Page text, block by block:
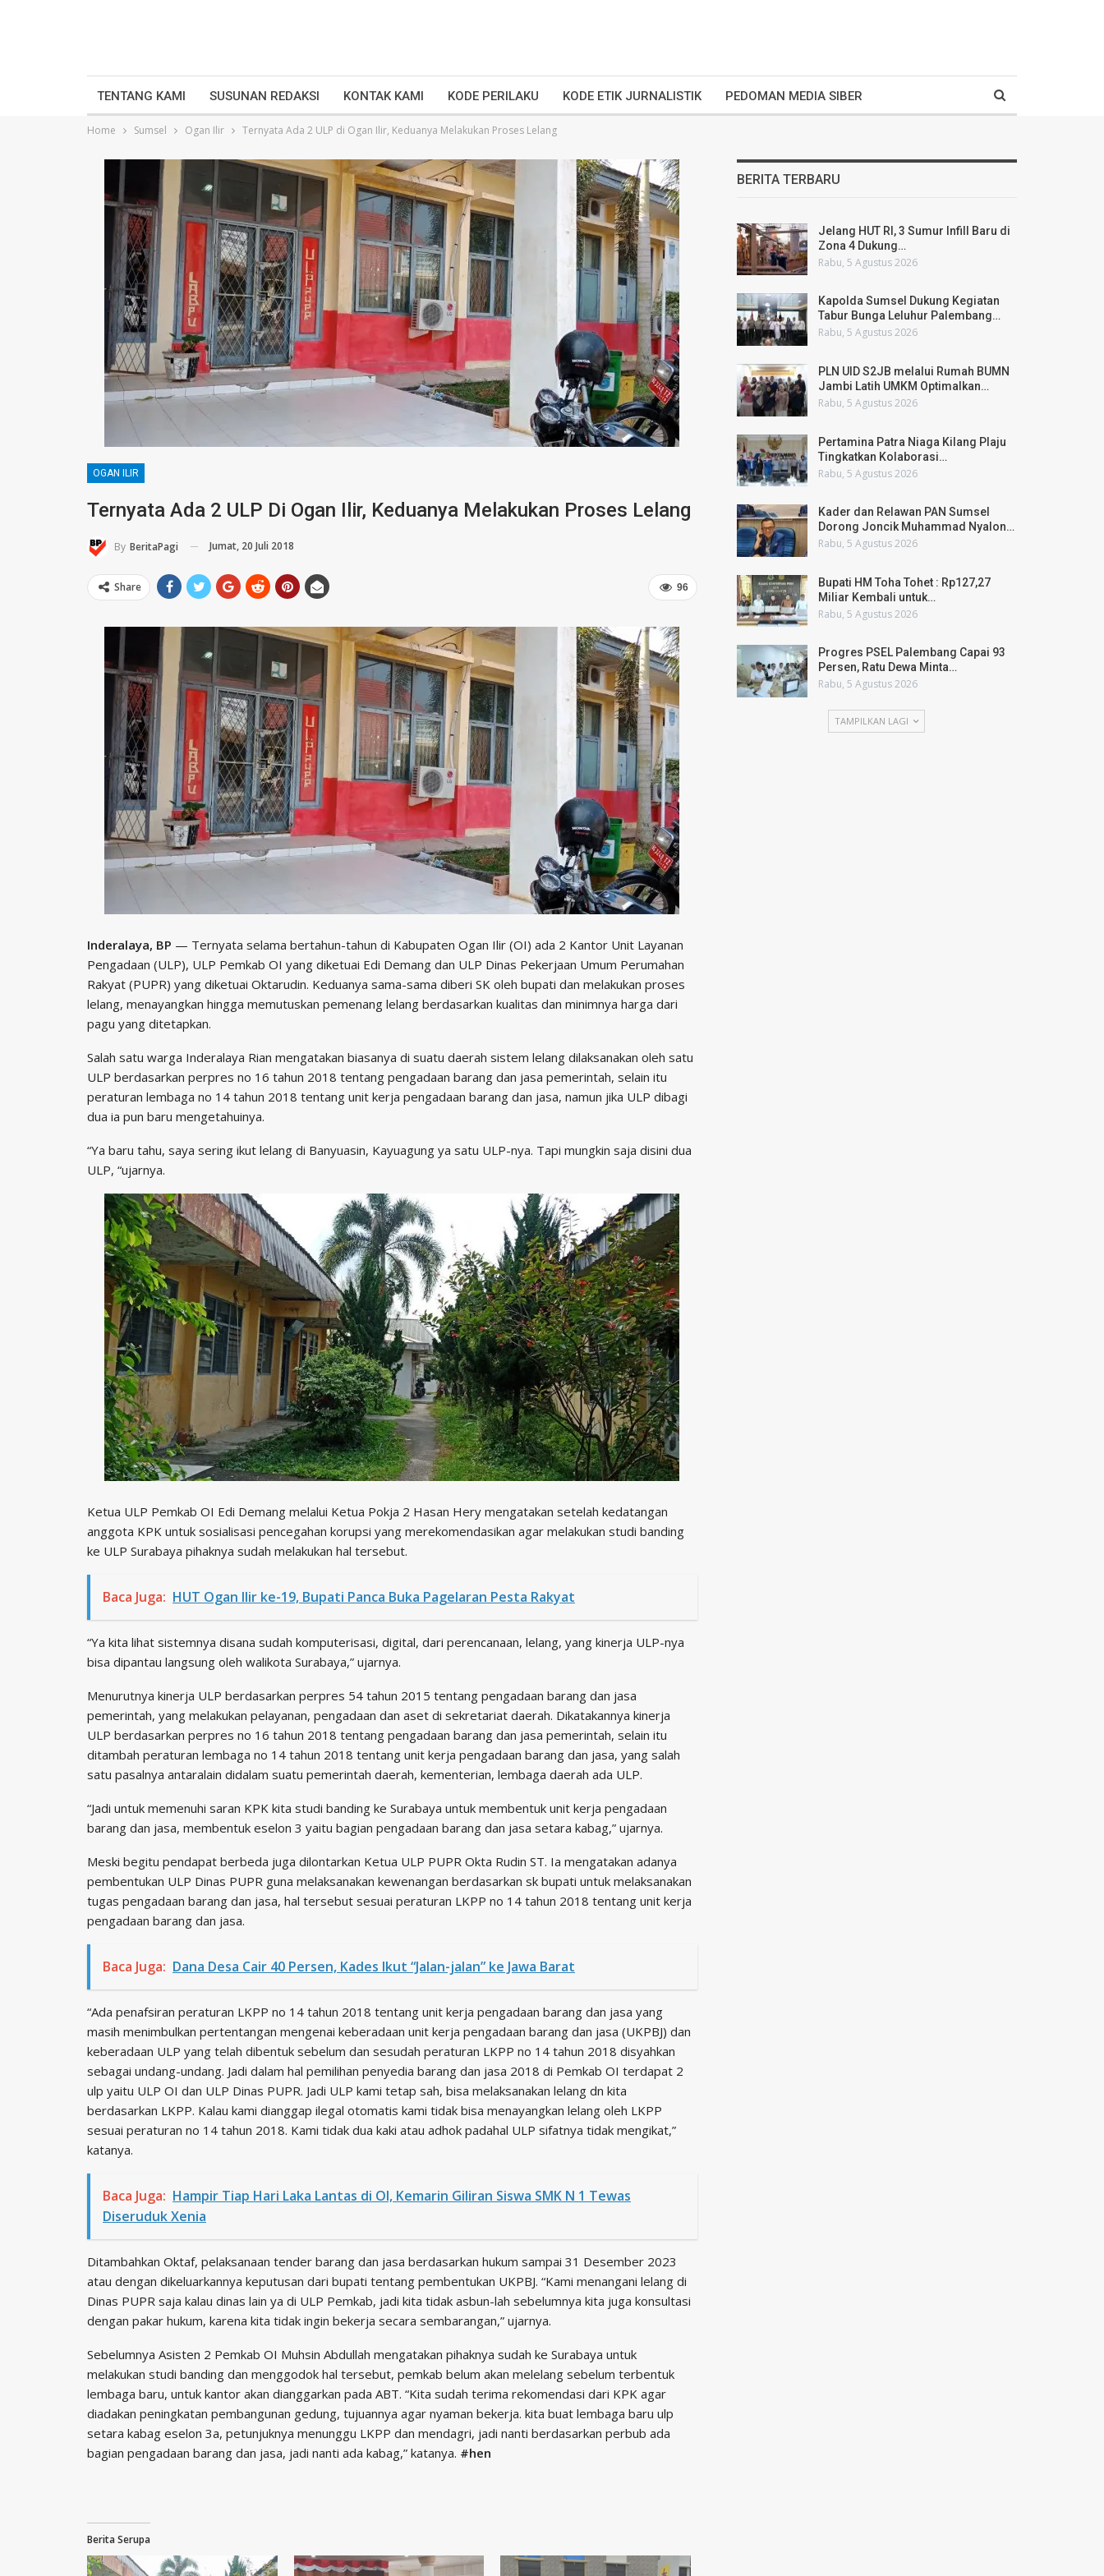
TENTANG KAMI SUSUNAN REDAKSI KONTAK KAMI KODE PERILAKU KODE ETIK JURNALISTIK PEDOMAN MEDIA SIBER
Home Sumsel Ogan Ilir Ternyata Ada 2 ULP di Ogan Ilir, Keduanya Melakukan Proses Lelang
OGAN ILIR
Ternyata Ada 2 ULP Di Ogan Ilir, Keduanya Melakukan Proses Lelang
By BeritaPagi Jumat, 20 Juli 2018
96
Share
Inderalaya, BP — Ternyata selama bertahun-tahun di Kabupaten Ogan Ilir (OI) ada 2 Kantor Unit Layanan
Pengadaan (ULP), ULP Pemkab OI yang diketuai Edi Demang dan ULP Dinas Pekerjaan Umum Perumahan
Rakyat (PUPR) yang diketuai Oktarudin. Keduanya sama-sama diberi SK oleh bupati dan melakukan proses
lelang, menayangkan hingga memutuskan pemenang lelang berdasarkan kualitas dan minimnya harga dari
pagu yang ditetapkan.
Salah satu warga Inderalaya Rian mengatakan biasanya di suatu daerah sistem lelang dilaksanakan oleh satu
ULP berdasarkan perpres no 16 tahun 2018 tentang pengadaan barang dan jasa pemerintah, selain itu
peraturan lembaga no 14 tahun 2018 tentang unit kerja pengadaan barang dan jasa, namun jika ULP dibagi
dua ia pun baru mengetahuinya.
“Ya baru tahu, saya sering ikut lelang di Banyuasin, Kayuagung ya satu ULP-nya. Tapi mungkin saja disini dua
ULP, “ujarnya.
Ketua ULP Pemkab OI Edi Demang melalui Ketua Pokja 2 Hasan Hery mengatakan setelah kedatangan
anggota KPK untuk sosialisasi pencegahan korupsi yang merekomendasikan agar melakukan studi banding
ke ULP Surabaya pihaknya sudah melakukan hal tersebut.
Baca Juga: HUT Ogan Ilir ke-19, Bupati Panca Buka Pagelaran Pesta Rakyat
“Ya kita lihat sistemnya disana sudah komputerisasi, digital, dari perencanaan, lelang, yang kinerja ULP-nya
bisa dipantau langsung oleh walikota Surabaya,” ujarnya.
Menurutnya kinerja ULP berdasarkan perpres 54 tahun 2015 tentang pengadaan barang dan jasa
pemerintah, yang melakukan pelayanan, pengadaan dan aset di sekretariat daerah. Dikatakannya kinerja
ULP berdasarkan perpres no 16 tahun 2018 tentang pengadaan barang dan jasa pemerintah, selain itu
ditambah peraturan lembaga no 14 tahun 2018 tentang unit kerja pengadaan barang dan jasa, yang salah
satu pasalnya antaralain didalam suatu pemerintah daerah, kementerian, lembaga daerah ada ULP.
“Jadi untuk memenuhi saran KPK kita studi banding ke Surabaya untuk membentuk unit kerja pengadaan
barang dan jasa, membentuk eselon 3 yaitu bagian pengadaan barang dan jasa setara kabag,” ujarnya.
Meski begitu pendapat berbeda juga dilontarkan Ketua ULP PUPR Okta Rudin ST. Ia mengatakan adanya
pembentukan ULP Dinas PUPR guna melaksanakan kewenangan berdasarkan sk bupati untuk melaksanakan
tugas pengadaan barang dan jasa, hal tersebut sesuai peraturan LKPP no 14 tahun 2018 tentang unit kerja
pengadaan barang dan jasa.
Baca Juga: Dana Desa Cair 40 Persen, Kades Ikut “Jalan-jalan” ke Jawa Barat
“Ada penafsiran peraturan LKPP no 14 tahun 2018 tentang unit kerja pengadaan barang dan jasa yang
masih menimbulkan pertentangan mengenai keberadaan unit kerja pengadaan barang dan jasa (UKPBJ) dan
keberadaan ULP yang telah dibentuk sebelum dan sesudah peraturan LKPP no 14 tahun 2018 disyahkan
sebagai undang-undang. Jadi dalam hal pemilihan penyedia barang dan jasa 2018 di Pemkab OI terdapat 2
ulp yaitu ULP OI dan ULP Dinas PUPR. Jadi ULP kami tetap sah, bisa melaksanakan lelang dn kita
berdasarkan LKPP. Kalau kami dianggap ilegal otomatis kami tidak bisa menayangkan lelang oleh LKPP
sesuai peraturan no 14 tahun 2018. Kami tidak dua kaki atau adhok padahal ULP sifatnya tidak mengikat,”
katanya.
Baca Juga: Hampir Tiap Hari Laka Lantas di OI, Kemarin Giliran Siswa SMK N 1 Tewas
Diseruduk Xenia
Ditambahkan Oktaf, pelaksanaan tender barang dan jasa berdasarkan hukum sampai 31 Desember 2023
atau dengan dikeluarkannya keputusan dari bupati tentang pembentukan UKPBJ. “Kami menangani lelang di
Dinas PUPR saja kalau dinas lain ya di ULP Pemkab, jadi kita tidak asbun-lah sebelumnya kita juga konsultasi
dengan pakar hukum, karena kita tidak ingin bekerja secara sembarangan,” ujarnya.
Sebelumnya Asisten 2 Pemkab OI Muhsin Abdullah mengatakan pihaknya sudah ke Surabaya untuk
melakukan studi banding dan menggodok hal tersebut, pemkab belum akan melelang sebelum terbentuk
lembaga baru, untuk kantor akan dianggarkan pada ABT. “Kita sudah terima rekomendasi dari KPK agar
diadakan peningkatan pembangunan gedung, tujuannya agar nyaman bekerja. kita buat lembaga baru ulp
setara kabag eselon 3a, petunjuknya menunggu LKPP dan mendagri, jadi nanti berdasarkan perbub ada
bagian pengadaan barang dan jasa, jadi nanti ada kabag,” katanya. #hen
Berita Serupa
BERITA TERBARU
Jelang HUT RI, 3 Sumur Infill Baru di
Zona 4 Dukung…
Rabu, 5 Agustus 2026
Kapolda Sumsel Dukung Kegiatan
Tabur Bunga Leluhur Palembang…
Rabu, 5 Agustus 2026
PLN UID S2JB melalui Rumah BUMN
Jambi Latih UMKM Optimalkan…
Rabu, 5 Agustus 2026
Pertamina Patra Niaga Kilang Plaju
Tingkatkan Kolaborasi…
Rabu, 5 Agustus 2026
Kader dan Relawan PAN Sumsel
Dorong Joncik Muhammad Nyalon…
Rabu, 5 Agustus 2026
Bupati HM Toha Tohet : Rp127,27
Miliar Kembali untuk…
Rabu, 5 Agustus 2026
Progres PSEL Palembang Capai 93
Persen, Ratu Dewa Minta…
Rabu, 5 Agustus 2026
TAMPILKAN LAGI